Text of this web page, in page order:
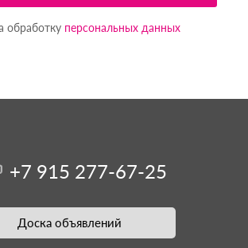
обработку персональных данных
+7 915 277-67-25
Доска объявлений